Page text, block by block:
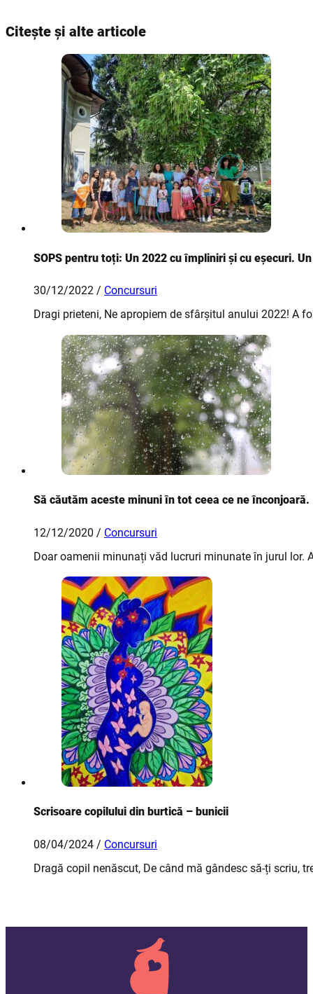
Citește și alte articole
SOPS pentru toți: Un 2022 cu împliniri și cu eșecuri.
30/12/2022 / Concursuri
Dragi prieteni, Ne apropiem de sfârșitul anului 2022! A
Să căutăm aceste minuni în tot ceea ce ne înconjoară.
12/12/2020 / Concursuri
Doar oamenii minunați văd lucruri minunate în jurul lor.
Scrisoare copilului din burtică – bunicii
08/04/2024 / Concursuri
Dragă copil nenăscut, De când mă gândesc să-ți scriu,